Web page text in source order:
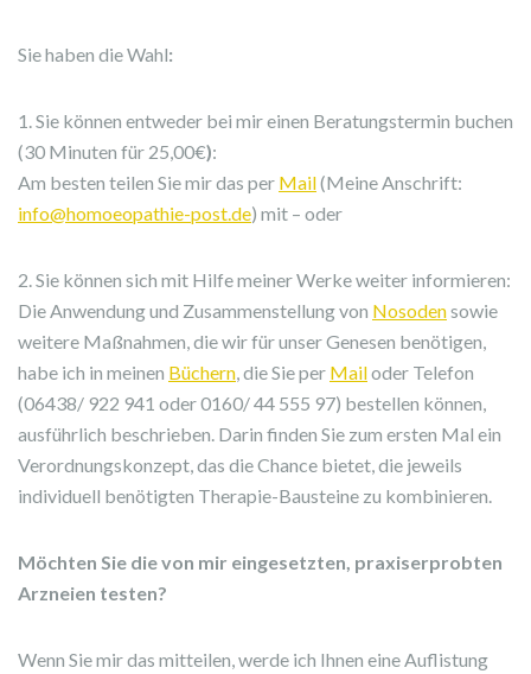
Sie haben die Wahl:
1. Sie können entweder bei mir einen Beratungstermin buchen
(30 Minuten für 25,00€):
Am besten teilen Sie mir das per Mail(Meine Anschrift:
info@homoeopathie-post.de) mit – oder
2. Sie können sich mit Hilfe meiner Werke weiter informieren:
Die Anwendung und Zusammenstellung von Nosodensowie
weitere Maßnahmen, die wir für unser Genesen benötigen,
habe ich in meinen Büchern, die Sie per Mailoder Telefon
(06438/ 922 941 oder 0160/ 44 555 97) bestellen können,
ausführlich beschrieben. Darin finden Sie zum ersten Mal ein
Verordnungskonzept, das die Chance bietet, die jeweils
individuell benötigten Therapie-Bausteine zu kombinieren.
Möchten Sie die von mir eingesetzten, praxiserprobten
Arzneien testen?
Wenn Sie mir das mitteilen, werde ich Ihnen eine Auflistung